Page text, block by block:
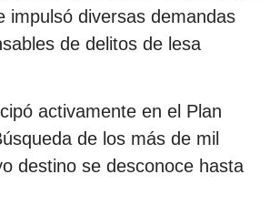
impulsó diversas demandas
de delitos de lesa
activamente en el Plan
de los más de mil
destino se desconoce hasta